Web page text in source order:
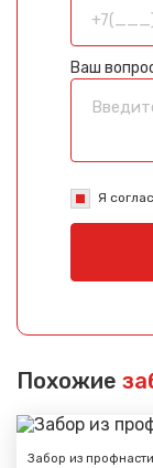
Ваш
Я
Похожие
Забор из